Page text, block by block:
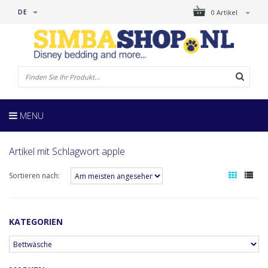
0 Artikel
DE
MENU
Artikel mit Schlagwort apple
Sortieren nach:
KATEGORIEN